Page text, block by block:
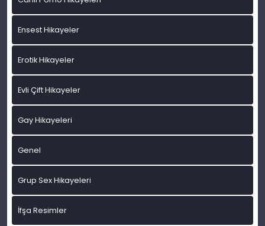
Ensest Hikayeler
Erotik Hikayeler
Evli Çift Hikayeler
Gay Hikayeleri
Genel
Grup Sex Hikayeleri
İfşa Resimler